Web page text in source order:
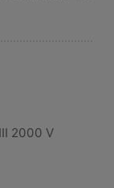
2000 V